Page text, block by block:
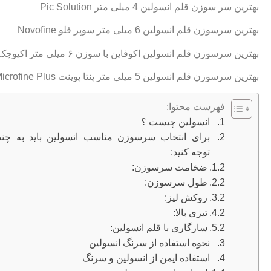
بهترین سر سوزن قلم انسولین 4 میلی متر Pic Solution
بهترین سرسوزن قلم انسولین 6 میلی متر سوپر فلو Novofine
بهترین سرسوزن قلم انسولین اکوفاین با سوزن ۶ میلی متر اکیوچک
بهترین سرسوزن قلم انسولین 5 میلی متر پنتا پوینت BD Microfine Plus
فهرست محتوا:
انسولین چیست ؟
برای انتخاب سرسوزن مناسب انسولین باید به
توجه کنید:
ضخامت سرسوزن:
طول سرسوزن:
روکش لیز:
تیزی بالا:
سازگاری با قلم انسولین:
نحوه استفاده از سرنگ انسولین
استفاده ایمن از انسولین و سرنگ